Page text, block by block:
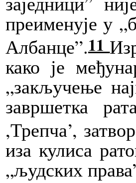
преименује у
Албанце”.11
како је
„закључење
завршетка
,Трепча’,
иза кулиса
„људских